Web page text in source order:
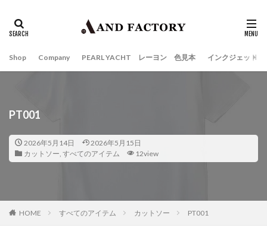
Shop Company PEARL YACHT レーヨン 色見本 インクジェット
PT001
2026年5月14日
2026年5月15日
カットソー, すべてのアイテム 12view
HOME すべてのアイテム カットソー PT001